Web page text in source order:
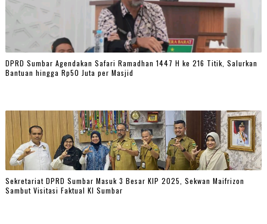
DPRD Sumbar Agendakan Safari Ramadhan 1447 H ke 216 Titik, Salurkan
Bantuan hingga Rp50 Juta per Masjid
Sekretariat DPRD Sumbar Masuk 3 Besar KIP 2025, Sekwan Maifrizon
Sambut Visitasi Faktual KI Sumbar